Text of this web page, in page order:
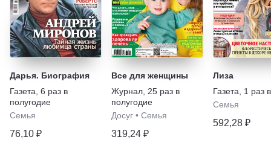
Дарья. Биография
Газета 6 раз в
полугодие
Семья
76,10 ₽
Все для женщины
Журнал 25 раз в
полугодие
Досуг • Семья
319,24 ₽
Лиза
Газета
1 раз
Семья
592,28 ₽